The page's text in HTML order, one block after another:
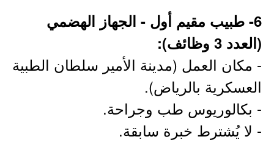
6- طبيب مقيم أول - الجهاز الهضمي
(العدد 3 وظائف):
- مكان العمل (مدينة الأمير سلطان الطبية
العسكرية بالرياض).
- بكالوريوس طب وجراحة.
- لا يُشترط خبرة سابقة.